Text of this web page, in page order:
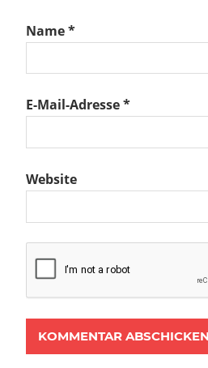
Name*
E-Mail-Adresse*
Website